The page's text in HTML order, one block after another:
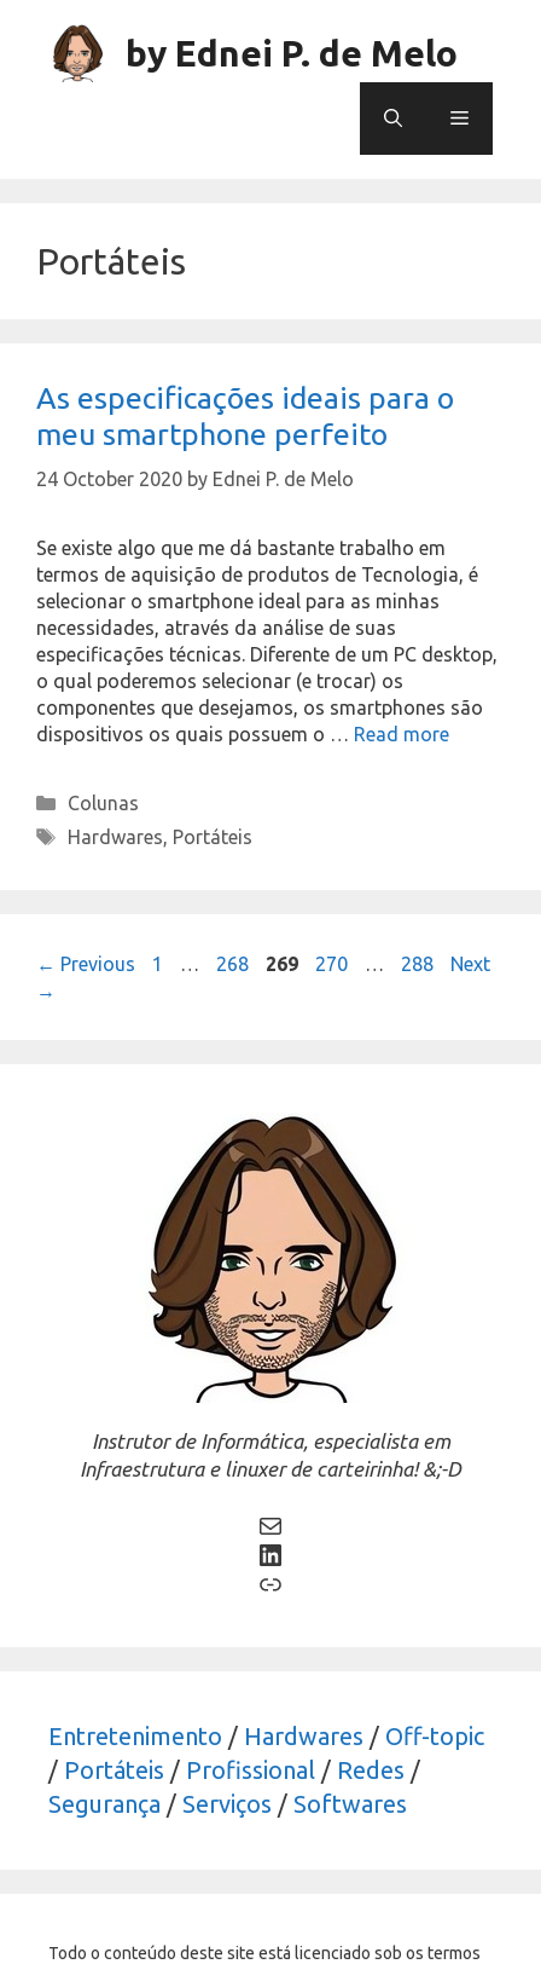
content
by Ednei P. de Melo
Menu
Portáteis
As especificações ideais para o
meu smartphone perfeito
24 October 2020 by Ednei P. de Melo
Se existe algo que me dá bastante trabalho em
termos de aquisição de produtos de Tecnologia, é
selecionar o smartphone ideal para as minhas
necessidades, através da análise de suas
especificações técnicas. Diferente de um PC desktop,
o qual poderemos selecionar (e trocar) os
componentes que desejamos, os smartphones são
dispositivos os quais possuem o … Read more
Categories
Colunas
Tags
Hardwares, Portáteis
← Previous Page
1 … Page
268 Page
269 Page
270 … Page
288
Next
→
Instrutor de Informática, especialista em
Infraestrutura e linuxer de carteirinha! &;-D
Mail
LinkedIn
Link
Entretenimento / Hardwares / Off-topic
/ Portáteis / Profissional / Redes /
Segurança / Serviços / Softwares
Todo o conteúdo deste site está licenciado sob os termos